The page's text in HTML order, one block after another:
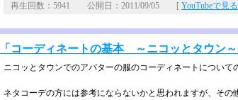
再生回数：5941 公開日：2011/09/05 [ YouTubeで見る
「コーディネートの基本 ～ニコッとタウン～
ニコッとタウンでのアバターの服のコーディネートについて
ネタコーデの方には参考にならないかと思われますが、そ